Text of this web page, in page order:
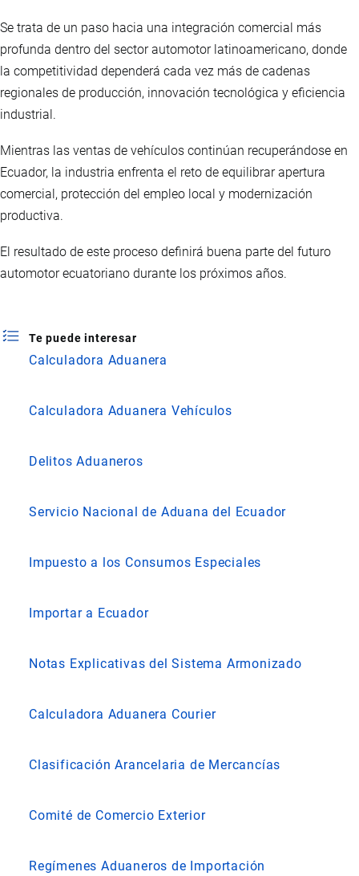
Se trata de un paso hacia una integración comercial más
profunda dentro del sector automotor latinoamericano, donde
la competitividad dependerá cada vez más de cadenas
regionales de producción, innovación tecnológica y eficiencia
industrial.
Mientras las ventas de vehículos continúan recuperándose en
Ecuador, la industria enfrenta el reto de equilibrar apertura
comercial, protección del empleo local y modernización
productiva.
El resultado de este proceso definirá buena parte del futuro
automotor ecuatoriano durante los próximos años.
Te puede interesar
Calculadora Aduanera
Calculadora Aduanera Vehículos
Delitos Aduaneros
Servicio Nacional de Aduana del Ecuador
Impuesto a los Consumos Especiales
Importar a Ecuador
Notas Explicativas del Sistema Armonizado
Calculadora Aduanera Courier
Clasificación Arancelaria de Mercancías
Comité de Comercio Exterior
Regímenes Aduaneros de Importación